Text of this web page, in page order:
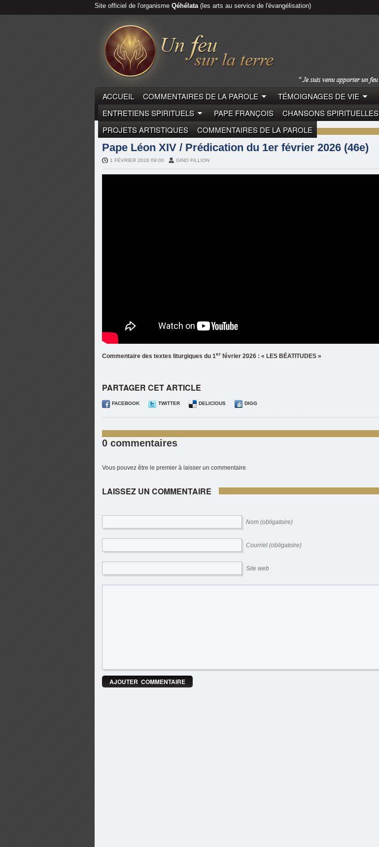
Site officiel de l'organisme Qéhélata(les arts au service de l'évangélisation)
ACCUEIL COMMENTAIRES DE LA PAROLE TÉMOIGNAGES DE VIE
ENTRETIENS SPIRITUELS
PAPE FRANÇOIS CHANSONS SPIRITUELLES
PROJETS ARTISTIQUES
COMMENTAIRES DE LA PAROLE
COMMENTAIRES DE LA PAROLE PAPE LÉON XIV
Pape Léon XIV / Prédication du 1er février 2026 (46e)
1 FÉVRIER 2026 09:00 GINO FILLION
Commentaire des textes liturgiques du 1er février 2026 : « LES BÉATITUDES »
PARTAGER CET ARTICLE
FACEBOOK TWITTER DELICIOUS DIGG
0 commentaires
Vous pouvez être le premier à laisser un commentaire
LAISSEZ UN COMMENTAIRE
Nom (obligatoire)
Courriel (obligatoire)
Site web